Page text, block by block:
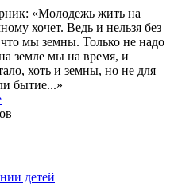
«Молодежь жить на
хочет. Ведь и нельзя без
мы земны. Только не надо
земле мы на время, и
хоть и земны, но не для
бытие...»
детей